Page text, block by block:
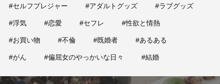
#セルフプレジャー #アダルトグッズ #ラブグッズ
#浮気 #恋愛 #セフレ #性欲と情熱
#お買い物 #不倫 #既婚者 #あるある
#がん #偏屈女のやっかいな日々 #結婚